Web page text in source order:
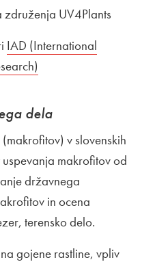
UV4Plants
IAD (International
dela
v slovenskih
makrofitov od
državnega
in ocena
terensko delo.
gojene rastline, vpliv